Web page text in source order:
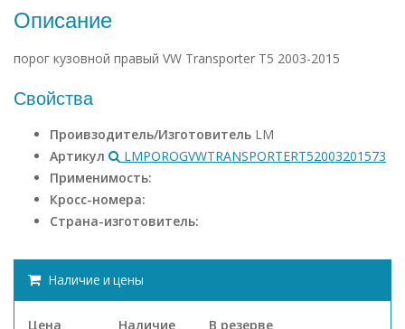
Описание
порог кузовной правый VW Transporter T5 2003-2015
Свойства
Проивзодитель/Изготовитель LM
Артикул
LMPOROGVWTRANSPORTERT52003201573
Применимость:
Кросс-номера:
Страна-изготовитель:
Наличие и цены
Цена Наличие В резерве